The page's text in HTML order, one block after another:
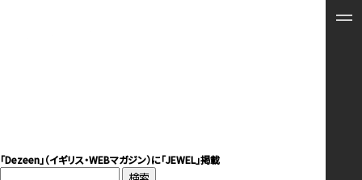
「Dezeen」（イギリス・WEBマガジン）に「JEWEL」掲載